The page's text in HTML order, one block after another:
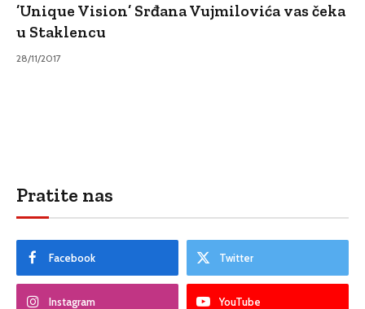
’Unique Vision’ Srđana Vujmilovića vas čeka
u Staklencu
28/11/2017
Pratite nas
Facebook Twitter
Instagram YouTube